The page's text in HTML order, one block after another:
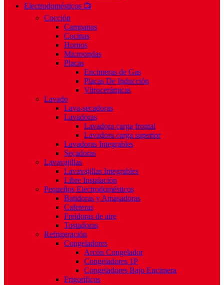
Electrodomésticos 📺
Cocción
Campanas
Cocinas
Hornos
Microondas
Placas
Encimeras de Gas
Placas De Inducción
Vitrocerámicas
Lavado
Lava-secadoras
Lavadoras
Lavadora carga frontal
Lavadora carga superior
Lavadoras Integrables
Secadoras
Lavavajillas
Lavavajillas Integrables
Libre Instalación
Pequeños Electrodomésticos
Batidoras y Amasadoras
Cafeteras
Freidoras de aire
Tostadoras
Refrigeración
Congeladores
Arcón Congelador
Congeladores 1P
Congeladores Bajo Encimera
Frigoríficos